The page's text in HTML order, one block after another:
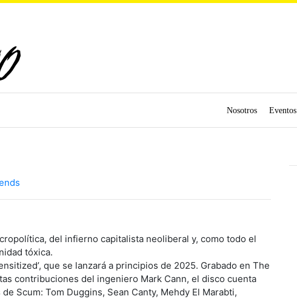
Nosotros Eventos
del infierno capitalista neoliberal y, como todo el
tóxica.
que se lanzará a principios de 2025. Grabado en The
contribuciones del ingeniero Mark Cann, el disco cuenta
Scum: Tom Duggins, Sean Canty, Mehdy El Marabti,